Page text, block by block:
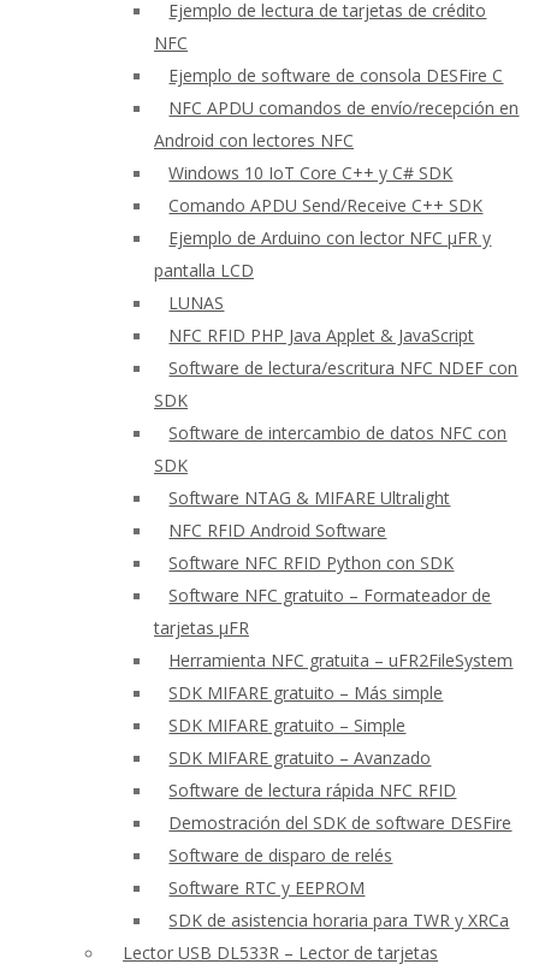
Ejemplo de lectura de tarjetas de crédito
NFC
Ejemplo de software de consola DESFire C
NFC APDU comandos de envío/recepción en
Android con lectores NFC
Windows 10 IoT Core C++ y C# SDK
Comando APDU Send/Receive C++ SDK
Ejemplo de Arduino con lector NFC μFR y
pantalla LCD
LUNAS
NFC RFID PHP Java Applet & JavaScript
Software de lectura/escritura NFC NDEF con
SDK
Software de intercambio de datos NFC con
SDK
Software NTAG & MIFARE Ultralight
NFC RFID Android Software
Software NFC RFID Python con SDK
Software NFC gratuito – Formateador de
tarjetas μFR
Herramienta NFC gratuita – uFR2FileSystem
SDK MIFARE gratuito – Más simple
SDK MIFARE gratuito – Simple
SDK MIFARE gratuito – Avanzado
Software de lectura rápida NFC RFID
Demostración del SDK de software DESFire
Software de disparo de relés
Software RTC y EEPROM
SDK de asistencia horaria para TWR y XRCa
Lector USB DL533R – Lector de tarjetas